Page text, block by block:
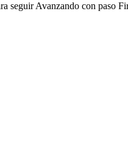
seguir Avanzando con paso